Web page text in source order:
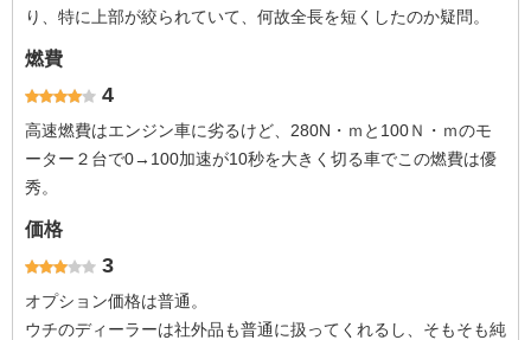
り、特に上部が絞られていて、何故全長を短くしたのか疑問。
燃費
4
高速燃費はエンジン車に劣るけど、280N・ｍと100Ｎ・ｍのモ
ーター２台で0→100加速が10秒を大きく切る車でこの燃費は優
秀。
価格
3
オプション価格は普通。
ウチのディーラーは社外品も普通に扱ってくれるし、そもそも純